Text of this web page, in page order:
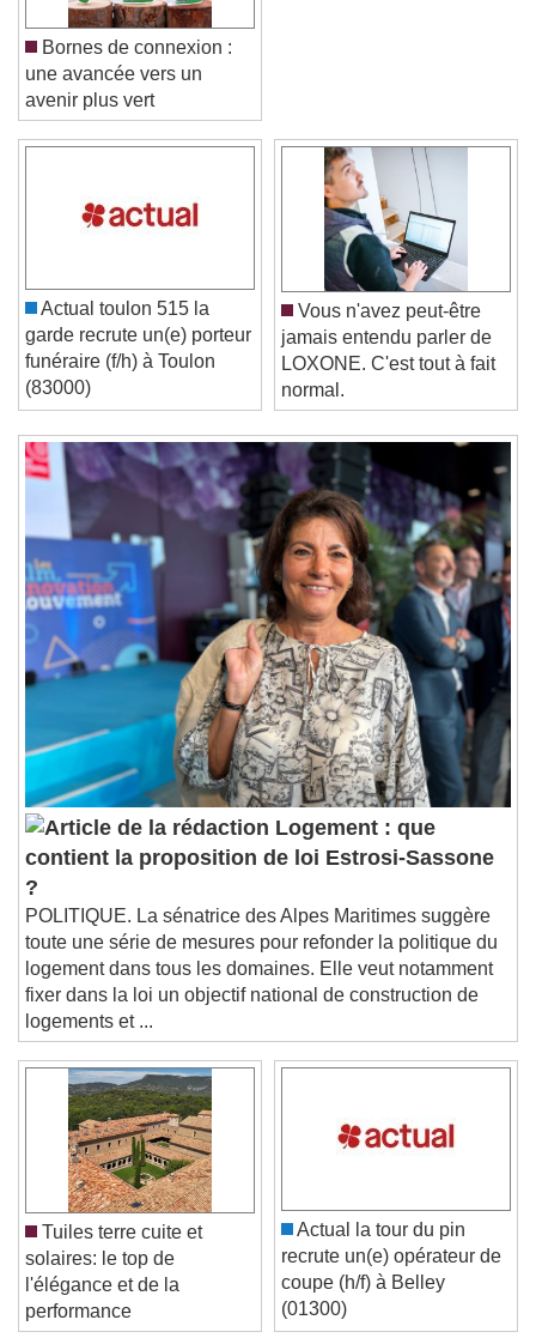
Video Player is loading.
Play Video
Skip Forward
Unmute
Current Time0:00
/
Duration-:-
Seek to live, currently behind liveLIVE
Remaining Time -0:00
Playback Rate
Chapters
Descriptions
descriptions off , selected
subtitles settings, opens subtitles
settings dialog
subtitles off, selected
Audio Track
Picture-in-Picture
Fullscreen
This is a modal window.
Beginning of dialog window. Escape will cancel
and close the window.
Text
Color
Text Background
Color
Caption Area Background
Color
Font Size
Text Edge Style
Bornes de connexion :
une avancée vers un
avenir plus vert
Actual toulon 515 la
garde recrute un(e) porteur
funéraire (f/h) à Toulon
(83000)
Vous n'avez peut-être
jamais entendu parler de
LOXONE. C'est tout à fait
normal.
Logement : que
contient la proposition de loi Estrosi-Sassone
?
POLITIQUE. La sénatrice des Alpes Maritimes suggère
toute une série de mesures pour refonder la politique du
logement dans tous les domaines. Elle veut notamment
fixer dans la loi un objectif national de construction de
logements et ...
Tuiles terre cuite et
solaires: le top de
l'élégance et de la
performance
Actual la tour du pin
recrute un(e) opérateur de
coupe (h/f) à Belley
(01300)